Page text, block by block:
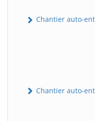
Chantier auto-
Chantier auto-